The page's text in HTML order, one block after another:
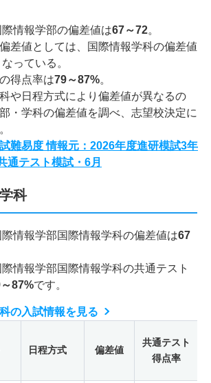
情報学部の偏差値は67～72。
差値としては、国際情報学科の偏差値
なっている。
得点率は79～87%。
や日程方式により偏差値が異なるの
・学科の偏差値を調べ、志望校決定に
難易度 情報元：2026年度進研模試3年
通テスト模試・6月
科
情報学部国際情報学科の偏差値は67
情報学部国際情報学科の共通テスト
87%です。
の入試情報を見る
日程方式 偏差値
共通テスト
得点率